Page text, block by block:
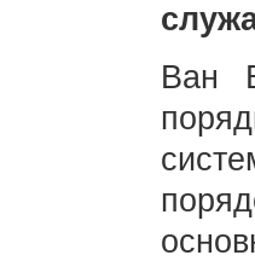
Ван